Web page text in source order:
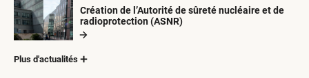
Création de l’Autorité de sûreté nucléaire et de
radioprotection (ASNR)
Plus d'actualités